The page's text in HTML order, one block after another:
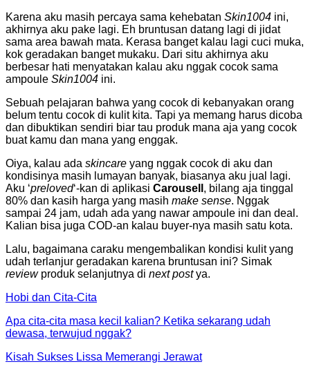
Karena aku masih percaya sama kehebatan Skin1004 ini,
akhirnya aku pake lagi. Eh bruntusan datang lagi di jidat
sama area bawah mata. Kerasa banget kalau lagi cuci muka,
kok geradakan banget mukaku. Dari situ akhirnya aku
berbesar hati menyatakan kalau aku nggak cocok sama
ampoule Skin1004 ini.
Sebuah pelajaran bahwa yang cocok di kebanyakan orang
belum tentu cocok di kulit kita. Tapi ya memang harus dicoba
dan dibuktikan sendiri biar tau produk mana aja yang cocok
buat kamu dan mana yang enggak.
Oiya, kalau ada skincare yang nggak cocok di aku dan
kondisinya masih lumayan banyak, biasanya aku jual lagi.
Aku ‘preloved‘-kan di aplikasi Carousell , bilang aja tinggal
80% dan kasih harga yang masih make sense. Nggak
sampai 24 jam, udah ada yang nawar ampoule ini dan deal.
Kalian bisa juga COD-an kalau buyer-nya masih satu kota.
Lalu, bagaimana caraku mengembalikan kondisi kulit yang
udah terlanjur geradakan karena bruntusan ini? Simak
reviewproduk selanjutnya di next postya.
Hobi dan Cita-Cita
Apa cita-cita masa kecil kalian? Ketika sekarang udah
dewasa, terwujud nggak?
Kisah Sukses Lissa Memerangi Jerawat